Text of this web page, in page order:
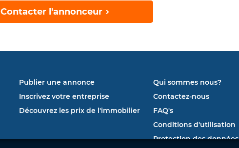
Contacter l'annonceur
Publier une annonce
Inscrivez votre entreprise
Découvrez les prix de l'immobilier
Qui sommes nous?
Contactez-nous
FAQ's
Conditions d'utilisation
Protection des données